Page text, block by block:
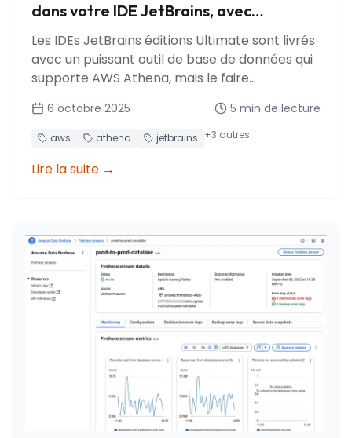
dans votre IDE JetBrains, avec
l'authentification IAM Identity Center
Les IDEs JetBrains éditions Ultimate sont livrés
avec un puissant outil de base de données qui
supporte AWS Athena, mais le faire
Center est étonnamment contre-intuitif. Voici
comment le faire fonctionner.
6 octobre 2025 5 min de lecture
aws athena jetbrains +3 autres
Lire la suite →